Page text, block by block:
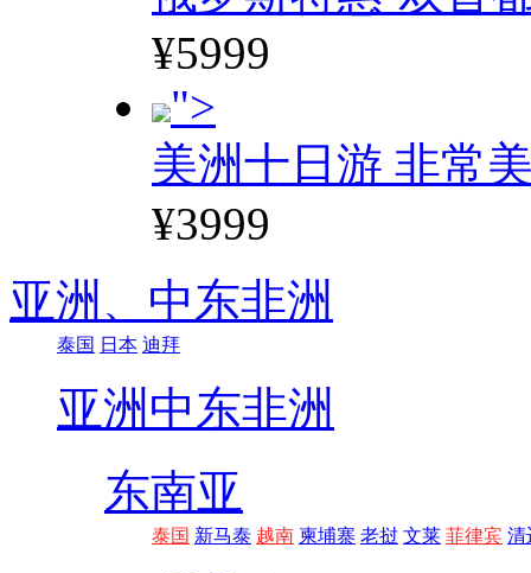
¥5999
">
美洲十日游 非常
¥3999
亚洲、 中东非洲
泰国 日本 迪拜
亚洲 中东非洲
东南亚
泰国 新马泰 越南 柬埔寨 老挝 文莱 菲律宾 清